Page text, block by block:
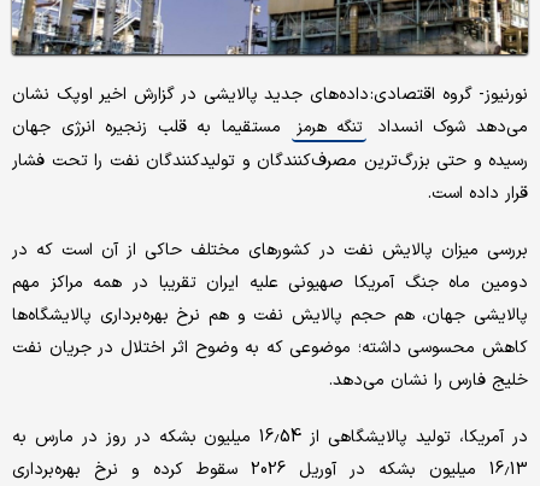
نورنیوز- گروه اقتصادی: داده‌های جدید پالایشی در گزارش اخیر اوپک نشان
می‌دهد شوک انسداد
تنگه هرمز
مستقیما به قلب زنجیره انرژی جهان
رسیده و حتی بزرگ‌ترین مصرف‌کنندگان و تولیدکنندگان نفت را تحت فشار
قرار داده است.
بررسی میزان پالایش نفت در کشورهای مختلف حاکی از آن است که در
دومین ماه جنگ آمریکا صهیونی علیه ایران تقریبا در همه مراکز مهم
پالایشی جهان، هم حجم پالایش نفت و هم نرخ بهره‌برداری پالایشگاه‌ها
کاهش محسوسی داشته؛ موضوعی که به ‌وضوح اثر اختلال در جریان نفت
خلیج فارس را نشان می‌دهد.
در آمریکا، تولید پالایشگاهی از 16.54 میلیون بشکه در روز در مارس به
16.13 میلیون بشکه در آوریل 2026 سقوط کرده و نرخ بهره‌برداری